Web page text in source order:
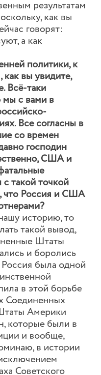
результатам
как вы
говорят:
а как
политики, к
вы увидите,
Всё-таки
мы с вами в
Все согласны в
со времен
господин
США и
такой точкой
что Россия и США
историю, то
такой вывод,
Штаты
и боролись
Россия была одной
в этой борьбе
Соединенных
Америки
которые были в
и вообще,
в истории
Советского